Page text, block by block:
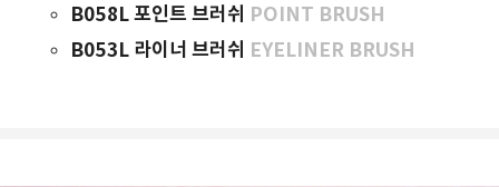
B058L 포인트 브러쉬 POINT BRUSH
B053L 라이너 브러쉬 EYELINER BRUSH